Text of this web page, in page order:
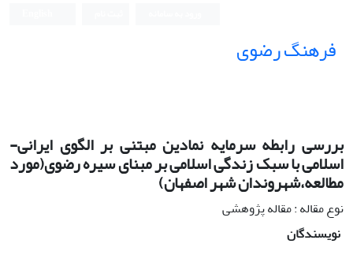
فرهنگ رضوی
بررسی رابطه سرمایه نمادین مبتنی بر الگوی ایرانی-
اسلامی با سبک زندگی اسلامی بر مبنای سیره رضوی(مورد
مطالعه،شهروندان شهر اصفهان)
نوع مقاله : مقاله پژوهشی
نویسندگان